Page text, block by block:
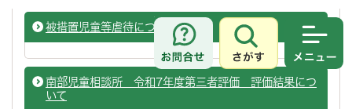
お問合せ
さがす
被措置児童等虐待について
南部児童相談所 令和7年度第三者評価 評価結果につ
いて